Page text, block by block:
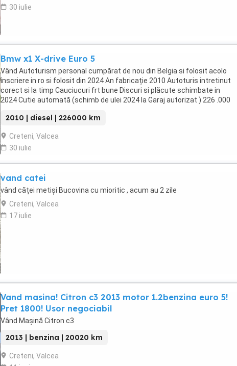
30 iulie
Bmw x1 X-drive Euro 5
Vând Autoturism personal cumpărat de nou din Belgia si folosit acolo
înscriere in ro si folosit din 2024 An fabricație 2010 Autoturis intretinut
corect si la timp Cauciucuri frt bune Discuri si plăcute schimbate in
2024 Cutie automată (schimb de ulei 2024 la Garaj autorizat ) 226 .000
2010 | diesel | 226000 km
Creteni, Valcea
30 iulie
vand catei
vând căței metiși Bucovina cu mioritic , acum au 2 zile
Creteni, Valcea
17 iulie
Vand masina! Citron c3 2013 motor 1.2benzina euro 5!
Pret 1800! Usor negociabil
Vând Mașină Citron c3
2013 | benzina | 20020 km
Creteni, Valcea